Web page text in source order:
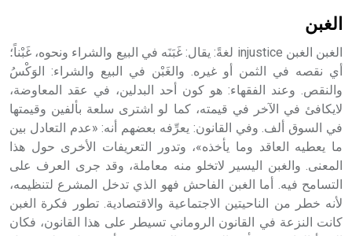
- هل تعلم أن أبجر Abgar اسم معروف جيداً يعود إلى عدد من
الملوك الذين حكموا مدينة إديسا (الرها) من أبجر الأول وحتى
التاسع، وهم ينتسبون إلى أسرة أوسروين
- هل تعلم أن الأبجدية الكنعانية تتألف من /22/ علامة كتابية
sign تكتب منفصلة غير متصلة، وتعتمد المبدأ الأكوروفوني،
الغبن
الغبن الغبن injustice لغةً: يقال: غَبَنَه في البيع والشراء ونحوه، غَبْناً؛
أي نقصه في الثمن أو غيره. والغَبْن في البيع والشراء: الوَكْسُ
والنقص. وعند الفقهاء: هو كون أحد البدلين، في عقد المعاوضة،
لايكافئ في الآخر في قيمته، كما لو اشترى سلعة بألفين وقيمتها
في السوق ألف. وفي القانون: يعرِّفه بعضهم أنه: «عدم التعادل بين
ما يعطيه العاقد وما يأخذه»، وتدور التعريفات الأخرى حول هذا
المعنى. والغبن اليسير لاتخلو منه معاملة، وقد جرى العرف على
التسامح فيه. أما الغبن الفاحش فهو الذي تدخل المشرع لتنظيمه،
لأنه خطر من الناحيتين الاجتماعية والاقتصادية. تطور فكرة الغبن
كانت النزعة في القانون الروماني تسيطر على هذا القانون، فكان